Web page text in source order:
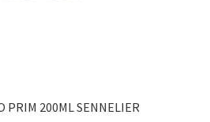
PRIM 200ML SENNELIER